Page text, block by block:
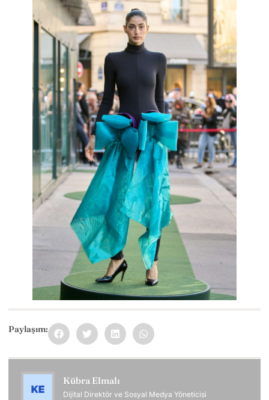
Paylaşım:
Kübra Elmalı
Dijital Direktör ve Sosyal Medya Yöneticisi